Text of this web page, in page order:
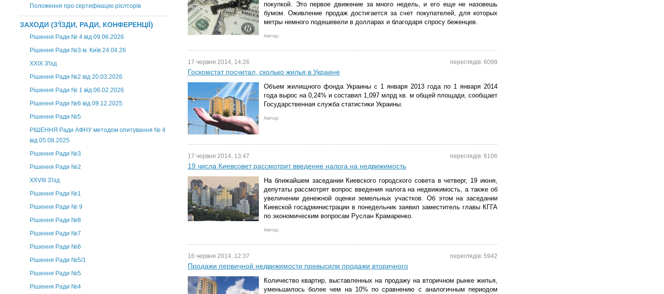
Положення про сертифікацію рієлторів
ЗАХОДИ (З'ЇЗДИ, РАДИ, КОНФЕРЕНЦІЇ)
Рішення Ради № 4 від 09.06.2026
Рішення Ради №3 м. Київ 24.04.26
XXІХ З'їзд
Рішення Ради №2 від 20.03.2026
Рішення Ради № 1 від 06.02.2026
Рішення Ради №6 від 09.12.2025
Рішення Ради №5
РІШЕННЯ Ради АФНУ методом опитування № 4
від 05.08.2025
Рішення Ради №3
Рішення Ради №2
XXVIII З'їзд
Рішення Ради №1
Рішення Ради № 9
Рішення Ради №8
Рішення Ради №7
Рішення Ради №6
Рішення Ради №5/1
Рішення Ради №5
Рішення Ради №4
покупкой. Это первое движение за много недель, и его еще не назовешь
бумом. Оживление продаж достигается за счет покупателей, для которых
метры немного подешевели в долларах и благодаря спросу беженцев.
Автор:
17 червня 2014, 14:26 переглядів: 6098
Госкомстат посчитал, сколько жилья в Украине
Объем жилищного фонда Украины с 1 января 2013 года по 1 января 2014
года вырос на 0,24% и составил 1,097 млрд кв. м общей площади, сообщает
Государственная служба статистики Украины.
Автор:
17 червня 2014, 13:47 переглядів: 6106
19 числа Киевсовет рассмотрит введение налога на недвижимость
На ближайшем заседании Киевского городского совета в четверг, 19 июня,
депутаты рассмотрят вопрос введения налога на недвижимость, а также об
увеличении денежной оценки земельных участков. Об этом на заседании
Киевской госадминистрации в понедельник заявил заместитель главы КГГА
по экономическим вопросам Руслан Крамаренко.
Автор:
16 червня 2014, 12:37 переглядів: 5942
Продажи первичной недвижимости превысили продажи вторичного
Количество квартир, выставленных на продажу на вторичном рынке жилья,
уменьшилось более чем на 10% по сравнению с аналогичным периодом